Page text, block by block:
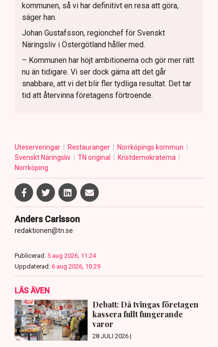
kommunen, så vi har definitivt en resa att göra,
säger han.
Johan Gustafsson, regionchef för Svenskt
Näringsliv i Östergötland håller med.
– Kommunen har höjt ambitionerna och gör mer rätt
nu än tidigare. Vi ser dock gärna att det går
snabbare, att vi det blir fler tydliga resultat. Det tar
tid att återvinna företagens förtroende.
Uteserveringar Restauranger
Norrköpings kommun
Svenskt Näringsliv
TN original
Kristdemokraterna
Norrköping
Anders Carlsson
redaktionen@tn.se
Publicerad: 5 aug 2026, 11:24
Uppdaterad: 6 aug 2026, 10:29
LÄS ÄVEN
Debatt: Då tvingas företagen
kassera fullt fungerande
varor
28 JULI 2026 |